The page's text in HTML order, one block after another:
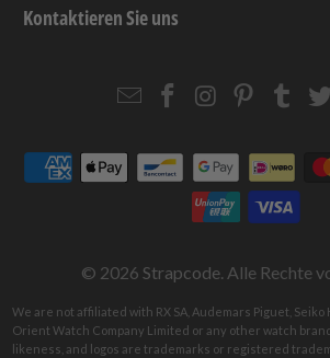
Kontaktieren Sie uns
EmailStrapcode
Facebook
Strapcode
Instagram
© 2026 Strapcode . Alle Rechte
We are not affiliated with RX SA, Audemars Piguet, Seiko
Orient Watch Company Limited or any other watch
likeness, and logos are trademarks or registered